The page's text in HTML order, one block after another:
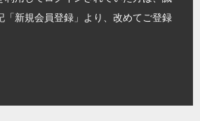
「新規会員登録」より、改めてご登録